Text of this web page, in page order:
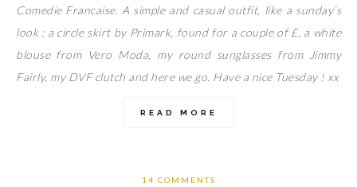
Comedie Francaise. A simple and casual outfit, like a sunday’s
look : a circle skirt by Primark, found for a couple of £, a white
blouse from Vero Moda, my round sunglasses from Jimmy
Fairly, my DVF clutch and here we go. Have a nice Tuesday ! xx
READ MORE
14 COMMENTS